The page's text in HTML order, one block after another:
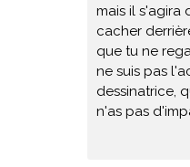
mais il s'agira
cacher
que tu ne
ne suis pas
dessinatrice,
n'as pas